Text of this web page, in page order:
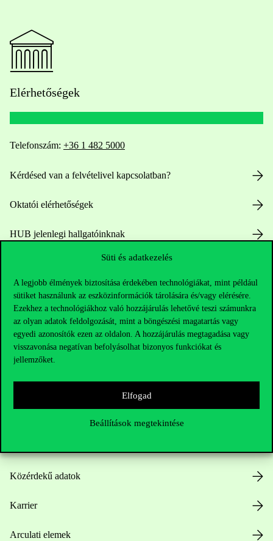
Süti és adatkezelés
A legjobb élmények biztosítása érdekében technológiákat, mint például
sütiket használunk az eszközinformációk tárolására és/vagy elérésére.
Ezekhez a technológiákhoz való hozzájárulás lehetővé teszi számunkra
az olyan adatok feldolgozását, mint a böngészési magatartás vagy
egyedi azonosítók ezen az oldalon. A hozzájárulás megtagadása vagy
visszavonása negatívan befolyásolhat bizonyos funkciókat és
jellemzőket.
Elfogad
Beállítások megtekintése
Elérhetőségek
Telefonszám: +36 1 482 5000
Kérdésed van a felvételivel kapcsolatban?
Oktatói elérhetőségek
HUB jelenlegi hallgatóinknak
press@uni-corvinus.hu
Hasznos linkek
Közérdekű adatok
Karrier
Arculati elemek